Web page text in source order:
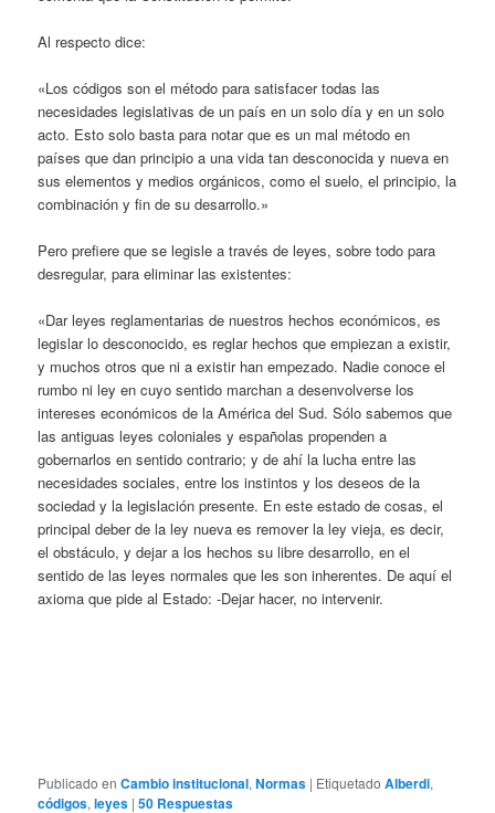
Al respecto dice:
«Los códigos son el método para satisfacer todas las
necesidades legislativas de un país en un solo día y en un solo
acto. Esto solo basta para notar que es un mal método en
países que dan principio a una vida tan desconocida y nueva en
sus elementos y medios orgánicos, como el suelo, el principio, la
combinación y fin de su desarrollo.»
Pero prefiere que se legisle a través de leyes, sobre todo para
desregular, para eliminar las existentes:
«Dar leyes reglamentarias de nuestros hechos económicos, es
legislar lo desconocido, es reglar hechos que empiezan a existir,
y muchos otros que ni a existir han empezado. Nadie conoce el
rumbo ni ley en cuyo sentido marchan a desenvolverse los
intereses económicos de la América del Sud. Sólo sabemos que
las antiguas leyes coloniales y españolas propenden a
gobernarlos en sentido contrario; y de ahí la lucha entre las
necesidades sociales, entre los instintos y los deseos de la
sociedad y la legislación presente. En este estado de cosas, el
principal deber de la ley nueva es remover la ley vieja, es decir,
el obstáculo, y dejar a los hechos su libre desarrollo, en el
sentido de las leyes normales que les son inherentes. De aquí el
axioma que pide al Estado: -Dejar hacer, no intervenir.
Publicado en Cambio institucional,Normas | Etiquetado Alberdi,
códigos,leyes |50 Respuestas